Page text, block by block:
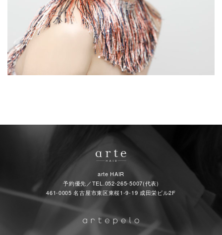
arte HAIR
予約優先／TEL.052-265-5007(代表)
461-0005 名古屋市東区東桜1-9-19 成田栄ビル2F